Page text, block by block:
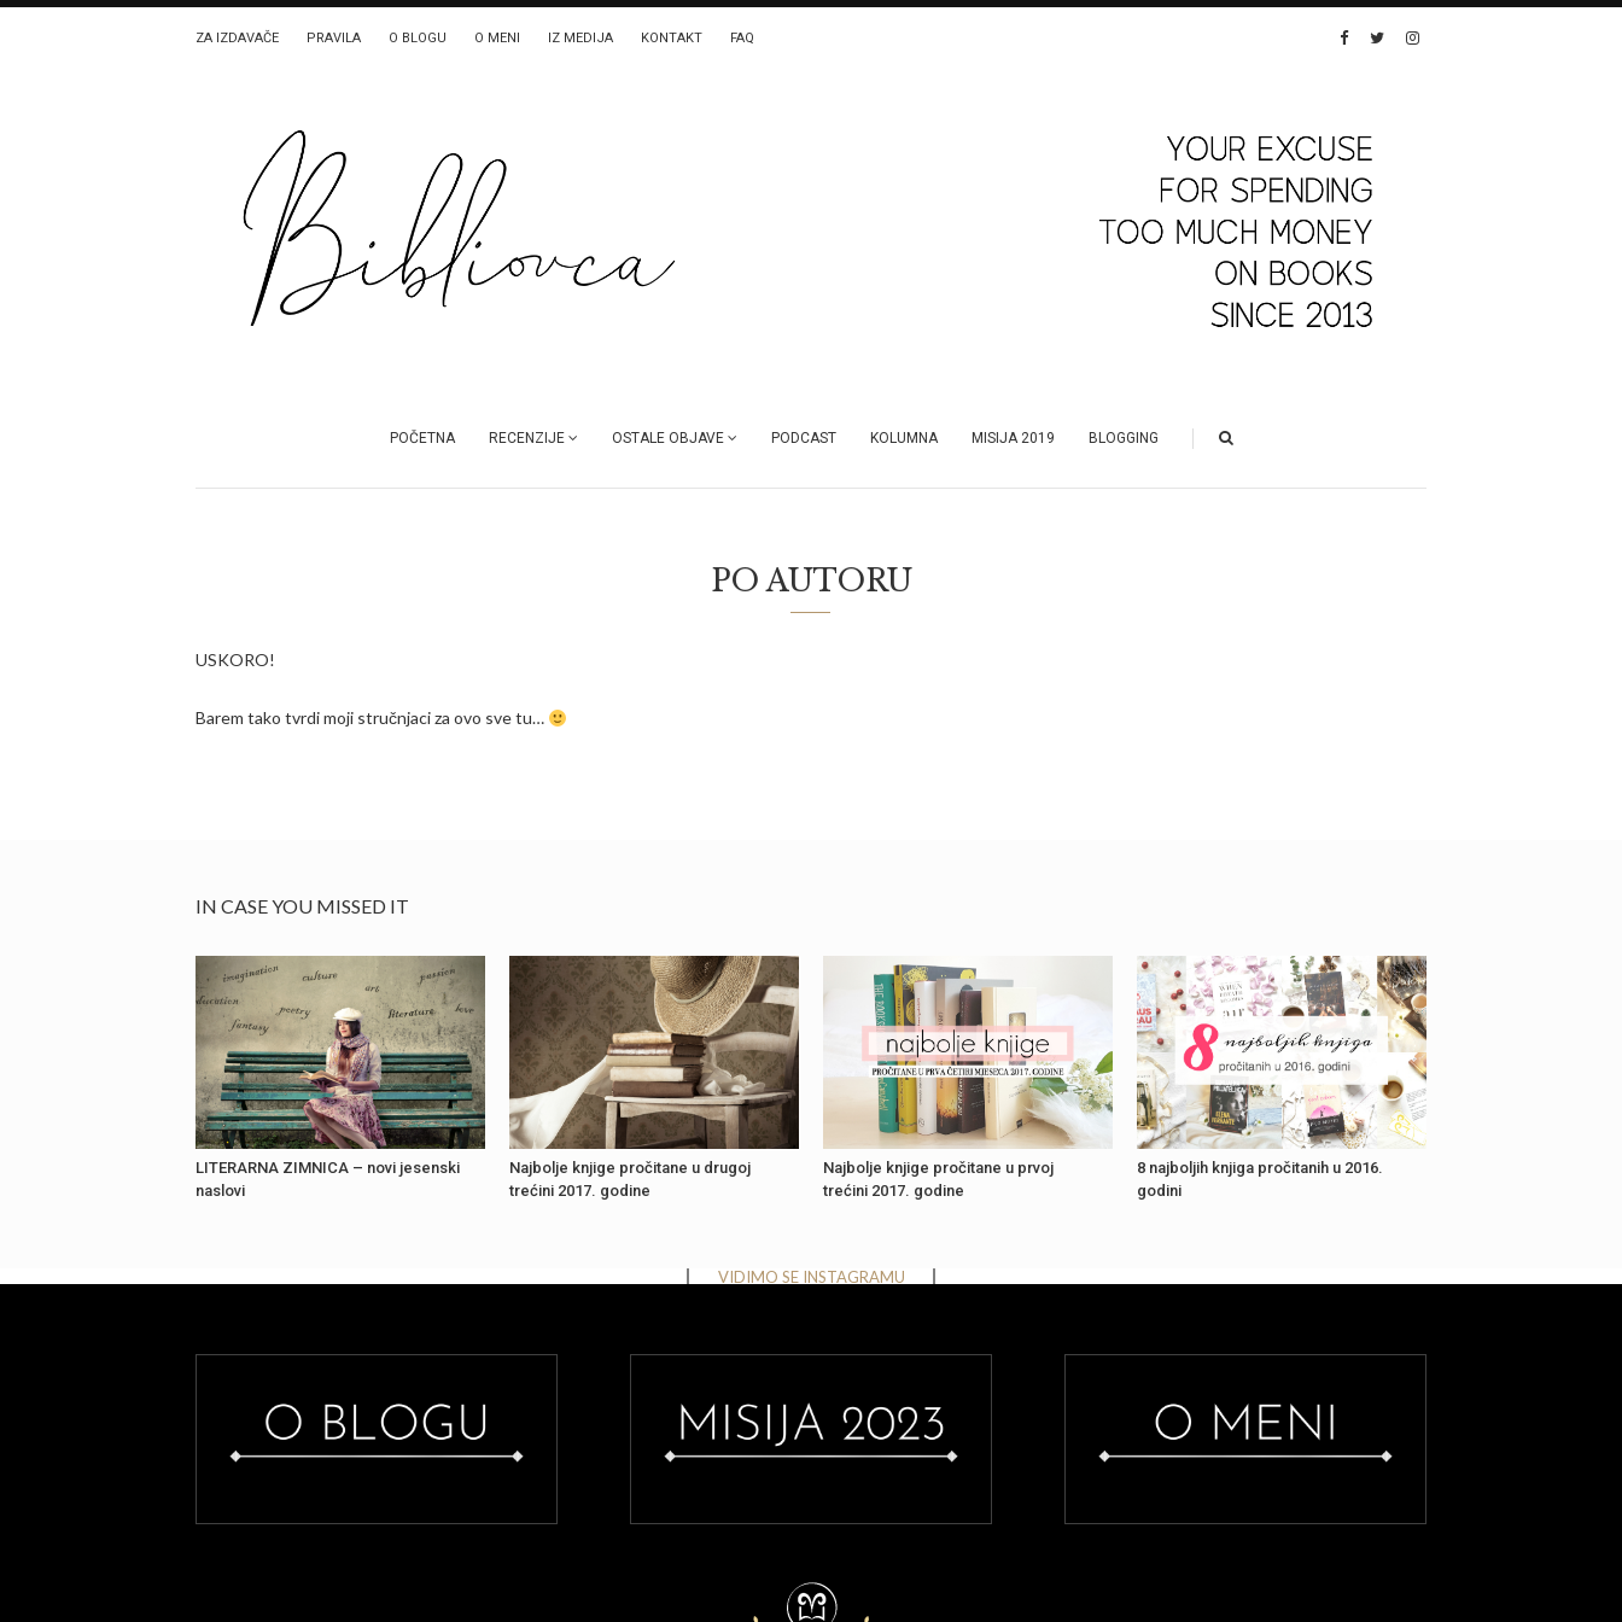
ZA IZDAVAČE PRAVILA O BLOGU O MENI IZ MEDIJA KONTAKT FAQ
POČETNA RECENZIJE OSTALE OBJAVE PODCAST KOLUMNA MISIJA 2019 BLOGGING
PO AUTORU
USKORO!
Barem tako tvrdi moji stručnjaci za ovo sve tu…
IN CASE YOU MISSED IT
LITERARNA ZIMNICA – novi jesenski
naslovi
Najbolje knjige pročitane u drugoj
trećini 2017. godine
Najbolje knjige pročitane u prvoj
trećini 2017. godine
8 najboljih knjiga pročitanih u 2016.
godini
VIDIMO SE INSTAGRAMU
Instagram has returned invalid data.